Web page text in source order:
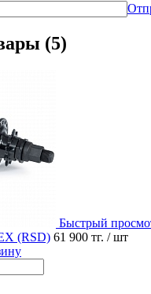
(5)
Быстрый
(RSD) 61 900 тг. / шт